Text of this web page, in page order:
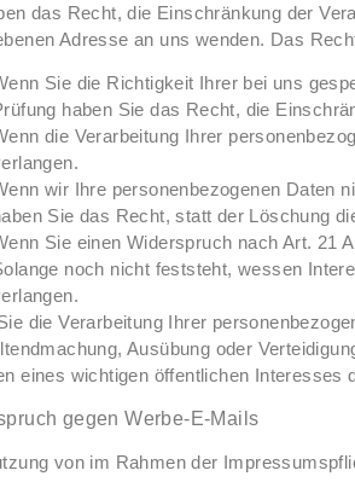
das Recht, die Einschränkung der
Adresse an uns wenden. Das
Sie die Richtigkeit Ihrer bei uns
haben Sie das Recht, die
die Verarbeitung Ihrer
wir Ihre personenbezogenen Daten
Sie das Recht, statt der Löschung
Sie einen Widerspruch nach Art. 21
noch nicht feststeht, wessen
die Verarbeitung Ihrer
Ausübung oder
eines wichtigen öffentlichen Interesses
gegen Werbe-E-Mails
von im Rahmen der